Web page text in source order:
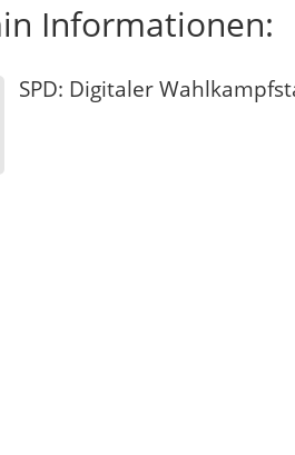
Informationen:
SPD: Digitaler